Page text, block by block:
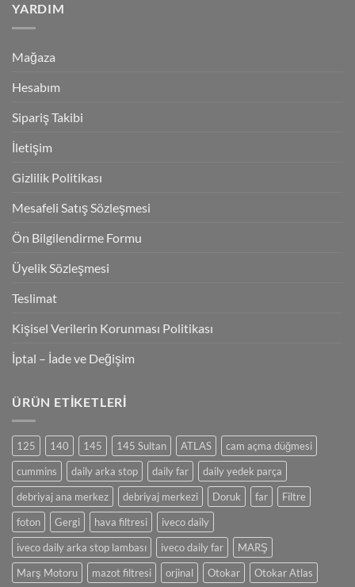
YARDIM
Mağaza
Hesabım
Sipariş Takibi
İletişim
Gizlilik Politikası
Mesafeli Satış Sözleşmesi
Ön Bilgilendirme Formu
Üyelik Sözleşmesi
Teslimat
Kişisel Verilerin Korunması Politikası
İptal – İade ve Değişim
ÜRÜN ETIKETLERI
125 140 145 145 Sultan ATLAS
cam açma düğmesi
cummins
daily arka stop daily far
daily yedek parça
debriyaj ana merkez
debriyaj merkezi Doruk far
Filtre
foton
Gergi hava filtresi
iveco daily
iveco daily arka stop lambası
iveco daily far
MARŞ
Marş Motoru
mazot filtresi orjinal Otokar Otokar Atlas